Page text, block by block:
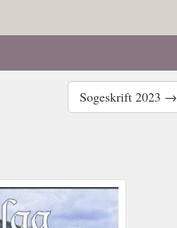
Sogeskrift 2023 →